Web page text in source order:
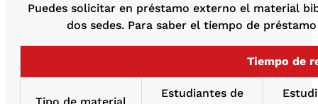
Puedes solicitar en préstamo externo el material
dos sedes. Para saber el tiempo de
Tiempo de
Estudiantes de